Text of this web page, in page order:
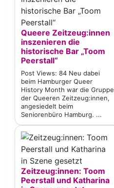
Queere Zeitzeug:innen
inszenieren die
historische Bar „Toom
Peerstall“
Post Views: 84 Neu dabei
beim Hamburger Queer
History Month war die Gruppe
der Queeren Zeitzeug:innen,
angesiedelt beim
Seniorenbüro Hamburg. ...
Zeitzeug:innen: Toom
Peerstall und Katharina